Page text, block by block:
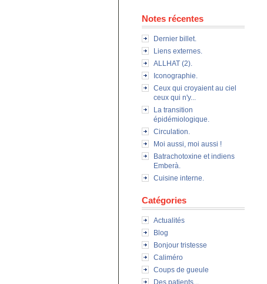
Notes récentes
Dernier billet.
Liens externes.
ALLHAT (2).
Iconographie.
Ceux qui croyaient au ciel
ceux qui n'y...
La transition
épidémiologique.
Circulation.
Moi aussi, moi aussi !
Batrachotoxine et indiens
Emberà.
Cuisine interne.
Catégories
Actualités
Blog
Bonjour tristesse
Caliméro
Coups de gueule
Des patients...